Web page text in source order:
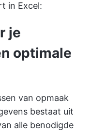
in Excel:
je
optimale
van opmaak
bestaat uit
alle benodigde